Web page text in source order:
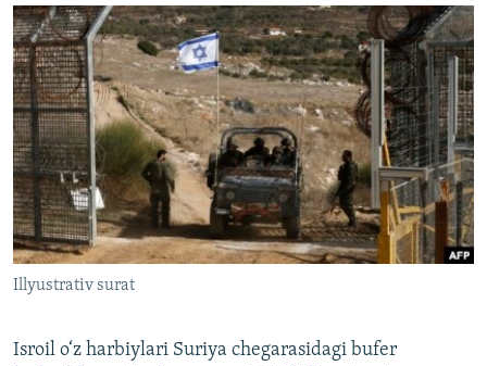
Озодлик бошқа тилларда
Illyustrativ surat
Isroil o‘z harbiylari Suriya chegarasidagi bufer